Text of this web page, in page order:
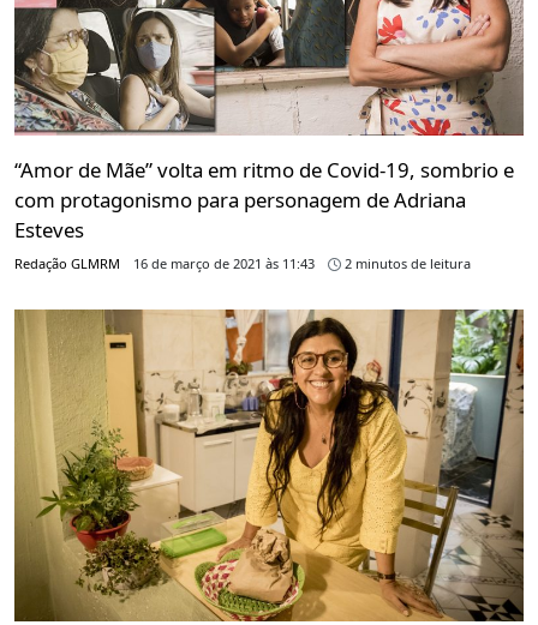
“Amor de Mãe” volta em ritmo de Covid-19, sombrio e
com protagonismo para personagem de Adriana
Esteves
Redação GLMRM 16 de março de 2021 às 11:43 2 minutos de leitura